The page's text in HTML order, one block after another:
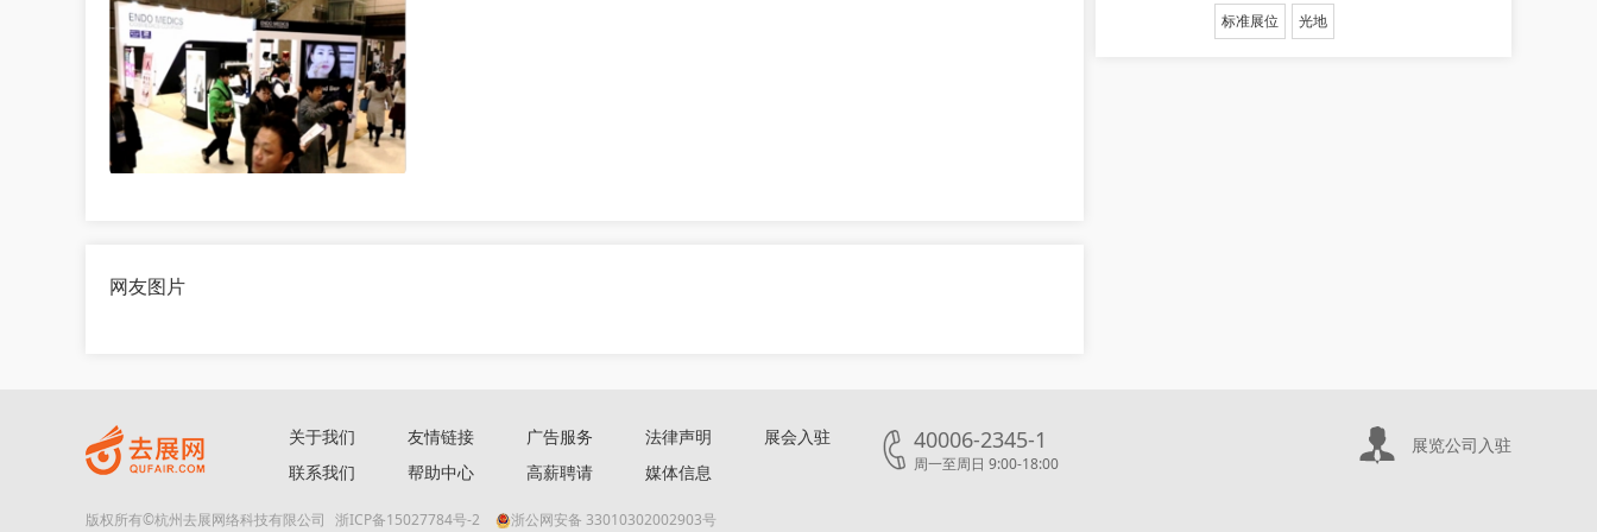
网友图片
标准展位 光地
关于我们
联系我们
友情链接
帮助中心
广告服务
高薪聘请
法律声明
媒体信息
展会入驻 40006-2345-1
周一至周日 9:00-18:00
展览公司入驻
版权所有©杭州去展网络科技有限公司 浙ICP备15027784号-2 浙公网安备 33010302002903号